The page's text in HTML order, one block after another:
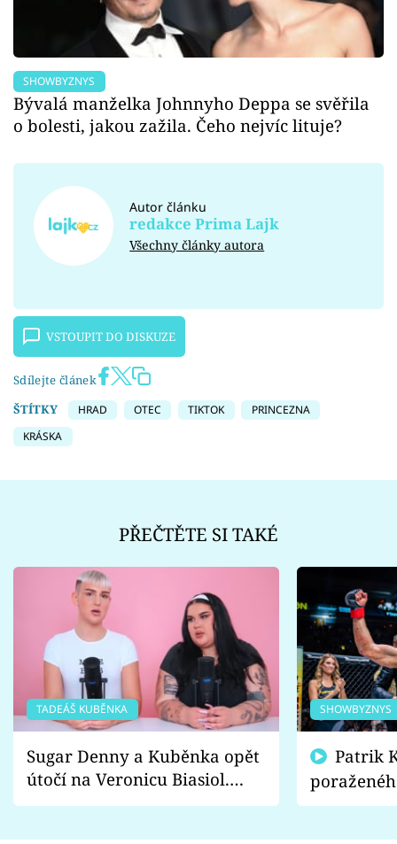
SHOWBYZNYS
Bývalá manželka Johnnyho Deppa se svěřila
o bolesti, jakou zažila. Čeho nejvíc lituje?
Autor článku
redakce Prima Lajk
Všechny články autora
VSTOUPIT DO DISKUZE
Sdílejte článek
ŠTÍTKY
HRAD OTEC TIKTOK
PRINCEZNA
KRÁSKA
PŘEČTĚTE SI TAKÉ
TADEÁŠ KUBĚNKA
Sugar Denny a Kuběnka opět
útočí na Veronicu Biasiol.
Proč je podle nich falešná a
SHOWBYZNYS
fanoušci